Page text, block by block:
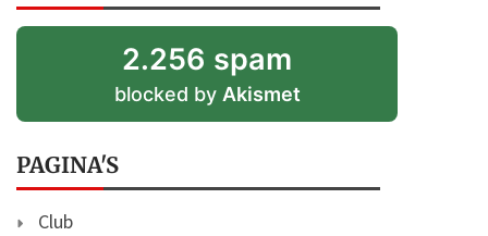
2.256 spam
blocked by Akismet
PAGINA'S
Club